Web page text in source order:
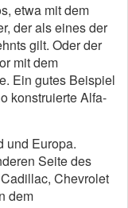
etwa mit dem
der als eines der
gilt. Oder der
mit dem
Ein gutes Beispiel
konstruierte Alfa-
und Europa.
Seite des
Chevrolet
dem